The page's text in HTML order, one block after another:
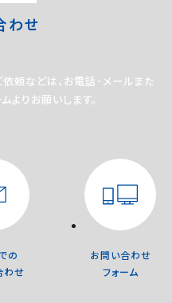
わせ
頼などは、 お電話･メールまた
よりお願いします。
の
わせ
お問い合わせ
フォーム